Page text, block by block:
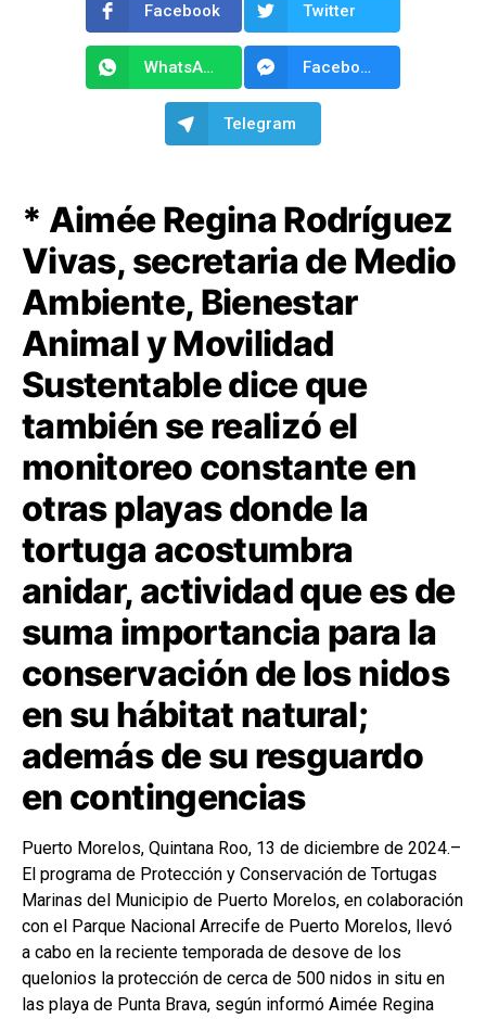
Facebook Twitter
WhatsApp Facebook Messenger
Telegram
* Aimée Regina Rodríguez
Vivas, secretaria de Medio
Ambiente, Bienestar
Animal y Movilidad
Sustentable dice que
también se realizó el
monitoreo constante en
otras playas donde la
tortuga acostumbra
anidar, actividad que es de
suma importancia para la
conservación de los nidos
en su hábitat natural;
además de su resguardo
en contingencias
Puerto Morelos, Quintana Roo, 13 de diciembre de 2024.–
El programa de Protección y Conservación de Tortugas
Marinas del Municipio de Puerto Morelos, en colaboración
con el Parque Nacional Arrecife de Puerto Morelos, llevó
a cabo en la reciente temporada de desove de los
quelonios la protección de cerca de 500 nidos in situ en
las playa de Punta Brava, según informó Aimée Regina